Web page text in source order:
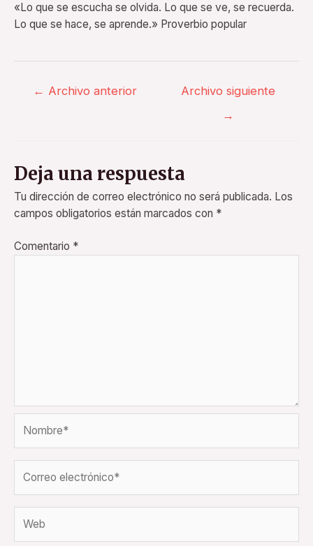
«Lo que se escucha se olvida. Lo que se ve, se recuerda.
Lo que se hace, se aprende.» Proverbio popular
← Archivo anterior
Archivo siguiente
→
Deja una respuesta
Tu dirección de correo electrónico no será publicada. Los
campos obligatorios están marcados con *
Comentario *